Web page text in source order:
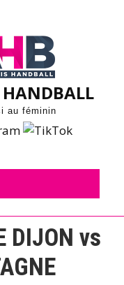
HANDBALL
au féminin
DIJON vs